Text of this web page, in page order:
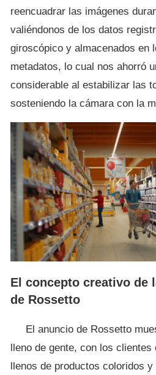
reencuadrar las imágenes
valiéndonos de los datos
giroscópico y almacenados en
metadatos, lo cual nos ahorró
considerable al estabilizar las
sosteniendo la cámara con la
El concepto creativo de
de Rossetto
El anuncio de Rossetto
lleno de gente, con los clientes
llenos de productos coloridos